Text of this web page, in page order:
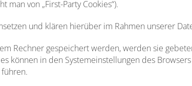
von „First-Party Cookies“).
und klären hierüber im Rahmen unserer
Rechner gespeichert werden, werden sie
können in den Systemeinstellungen des